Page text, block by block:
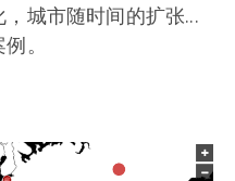
城市随时间的扩张...
。